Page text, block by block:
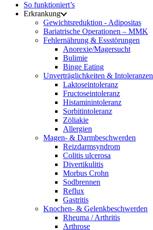
So funktioniert’s
Erkrankung
Gewichtsreduktion - Adipositas
Bariatrische Operationen – MMK
Fehlernährung & Essstörungen
Anorexie/Magersucht
Bulimie
Binge Eating
Unverträglichkeiten & Intoleranzen
Laktoseintoleranz
Fructoseintoleranz
Histaminintoleranz
Sorbitintoleranz
Zöliakie
Allergien
Magen- & Darmbeschwerden
Reizdarmsyndrom
Colitis ulcerosa
Divertikulitis
Morbus Crohn
Sodbrennen
Reflux
Gastritis
Knochen- & Gelenkbeschwerden
Rheuma / Arthritis
Arthrose